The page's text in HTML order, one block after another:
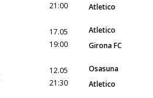
21:00
Atletico
17.05
19:00
Atletico
Girona FC
12.05
21:30
Osasuna
Atletico